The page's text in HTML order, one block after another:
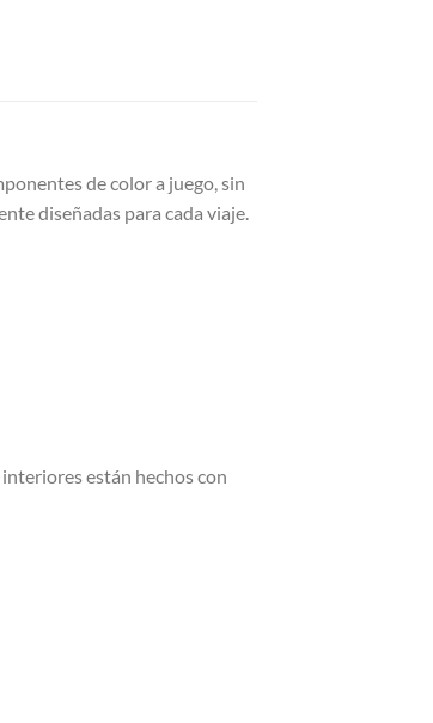
de color a juego, sin
diseñadas para cada viaje.
están hechos con